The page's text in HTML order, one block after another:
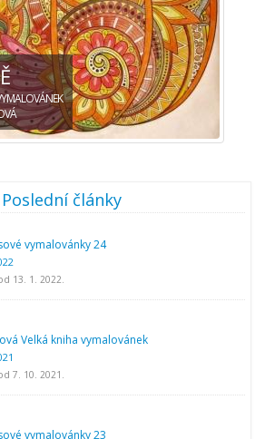
Poslední články
vymalovánky 24
13. 1. 2022.
Velká kniha vymalovánek
7. 10. 2021.
vymalovánky 23